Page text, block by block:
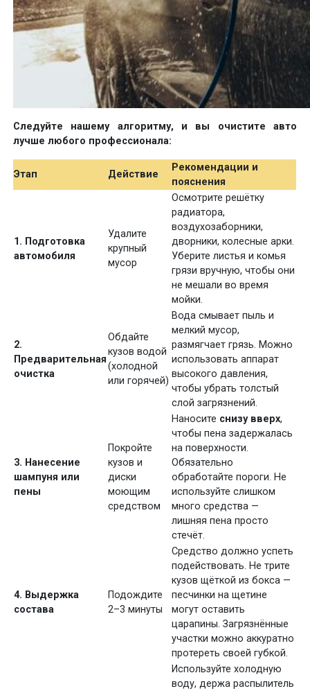
Следуйте нашему алгоритму, и вы очистите авто
лучше любого профессионала:
Этап Действие
Рекомендации и
пояснения
1. Подготовка
автомобиля
Удалите
крупный
мусор
Осмотрите решётку
радиатора,
воздухозаборники,
дворники, колесные арки.
Уберите листья и комья
грязи вручную, чтобы они
не мешали во время
мойки.
2.
Предварительная
очистка
Обдайте
кузов водой
(холодной
или горячей)
Вода смывает пыль и
мелкий мусор,
размягчает грязь. Можно
использовать аппарат
высокого давления,
чтобы убрать толстый
слой загрязнений.
3. Нанесение
шампуня или
пены
Покройте
кузов и
диски
моющим
средством
Наносите снизу вверх,
чтобы пена задержалась
на поверхности.
Обязательно
обработайте пороги. Не
используйте слишком
много средства —
лишняя пена просто
стечёт.
4. Выдержка
состава
Подождите
2–3 минуты
Средство должно успеть
подействовать. Не трите
кузов щёткой из бокса —
песчинки на щетине
могут оставить
царапины. Загрязнённые
участки можно аккуратно
протереть своей губкой.
Используйте холодную
воду, держа распылитель